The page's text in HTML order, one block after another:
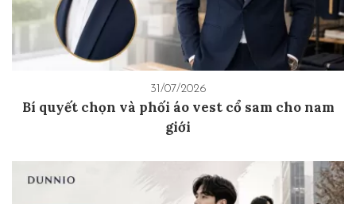
31/07/2026
Bí quyết chọn và phối áo vest cổ sam cho nam
giới